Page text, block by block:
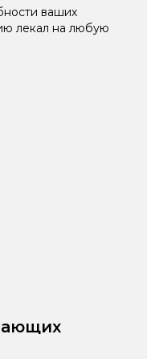
ваших
лекал на любую